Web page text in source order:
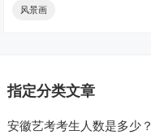
风景画
指定分类文章
安徽艺考考生人数是多少？